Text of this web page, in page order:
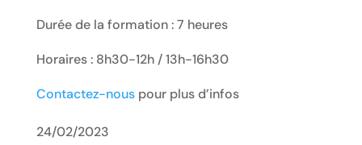
Durée de la formation : 7 heures
Horaires : 8h30-12h / 13h-16h30
Contactez-nouspour plus d’infos
24/02/2023